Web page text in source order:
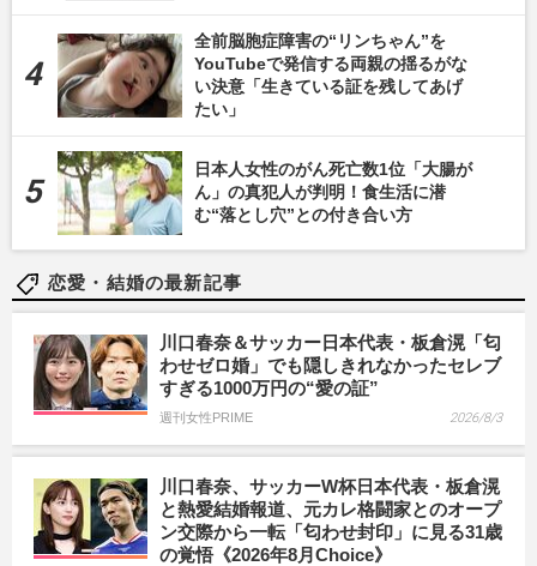
全前脳胞症障害の“リンちゃん”を
YouTubeで発信する両親の揺るがな
い決意「生きている証を残してあげ
たい」
日本人女性のがん死亡数1位「大腸が
ん」の真犯人が判明！食生活に潜
む“落とし穴”との付き合い方
恋愛・結婚の最新記事
川口春奈＆サッカー日本代表・板倉滉「匂
わせゼロ婚」でも隠しきれなかったセレブ
すぎる1000万円の“愛の証”
週刊女性PRIME 2026/8/3
川口春奈、サッカーW杯日本代表・板倉滉
と熱愛結婚報道、元カレ格闘家とのオープ
ン交際から一転「匂わせ封印」に見る31歳
の覚悟《2026年8月Choice》